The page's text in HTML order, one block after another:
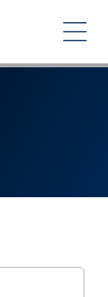
탐